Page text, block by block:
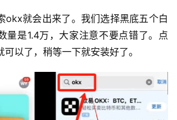
okx就会出来了。我们选择黑底五个白
量是1.4万，大家注意不要点错了。点
以了，稍等一下就安装好了。